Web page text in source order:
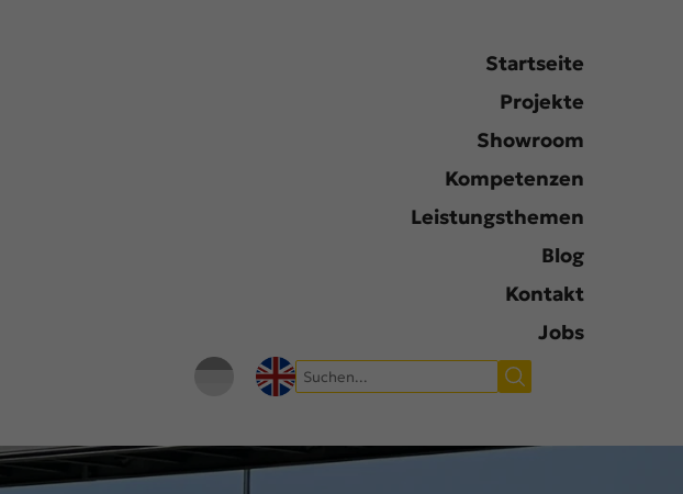
Startseite
Projekte
Showroom
Kompetenzen
Leistungsthemen
Blog
Kontakt
Jobs